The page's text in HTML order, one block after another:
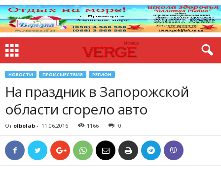
НОВОСТИ ПРОИСШЕСТВИЯ РЕГИОН
На праздник в Запорожской
области сгорело авто
От olbolab - 11.06.2016 1166 0